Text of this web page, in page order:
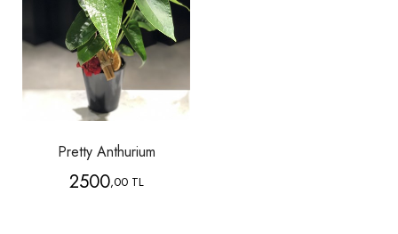
Pretty Anthurium
2500,00 TL